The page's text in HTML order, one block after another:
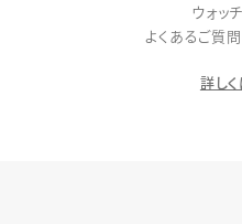
ウォッ
よくあるご質
詳し